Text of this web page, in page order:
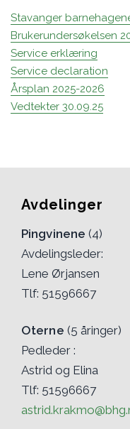
Stavanger
Brukerundersøkelsen
Service erklæring
Service declaration
Årsplan 2025-2026
Vedtekter 30.09.25
Avdelinger
Pingvinene (4)
Avdelingsleder:
Lene Ørjansen
Tlf: 51596667
Oterne (5 åringer)
Pedleder :
Astrid og Elina
Tlf: 51596667